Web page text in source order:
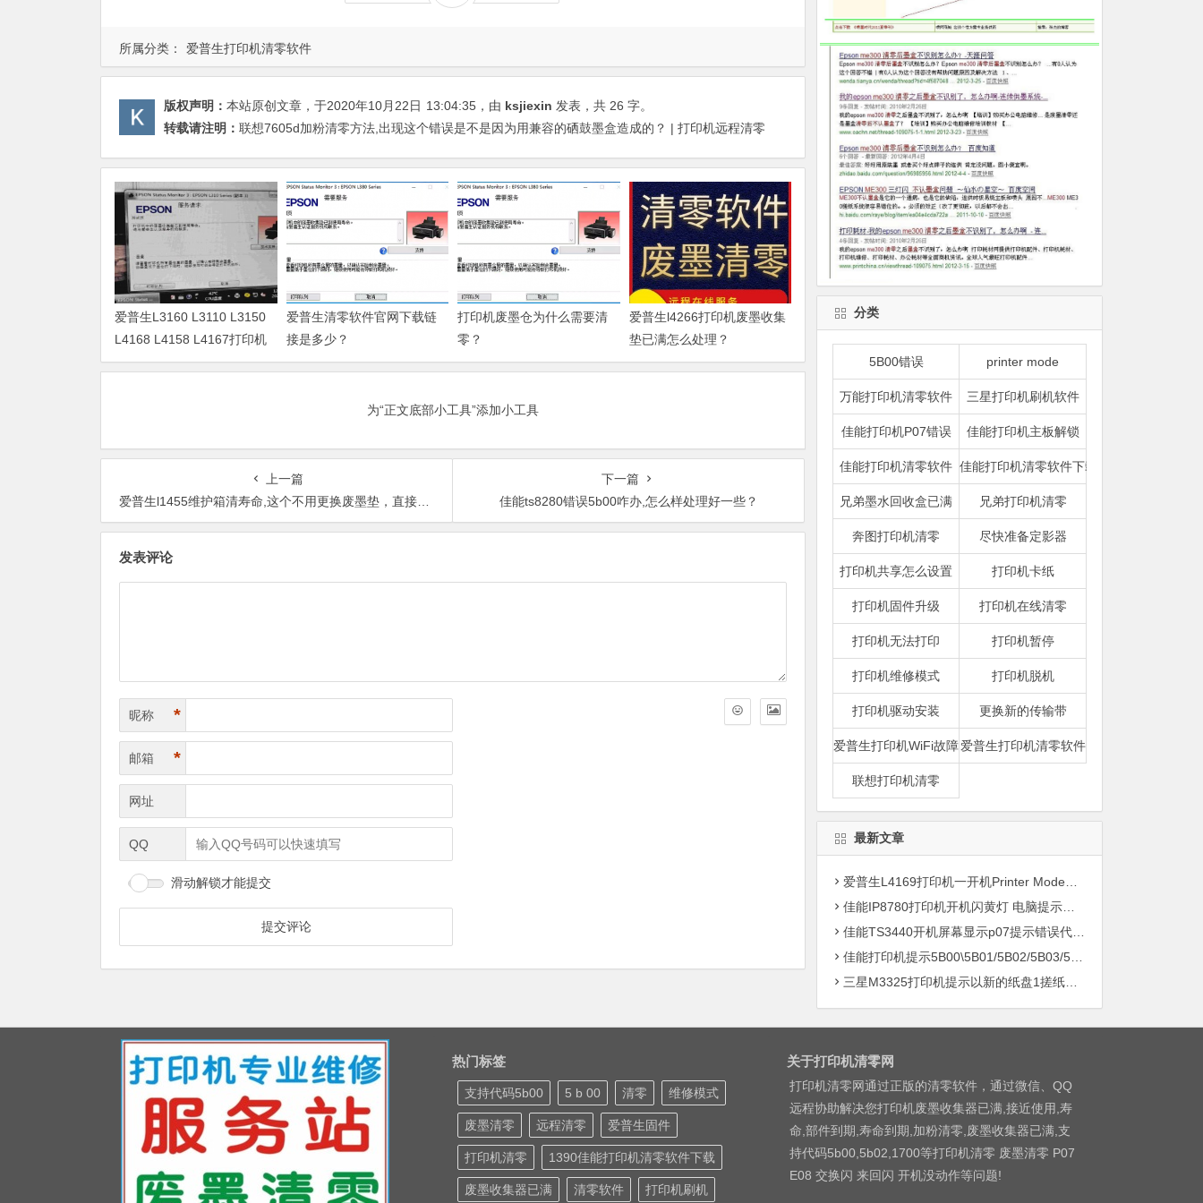
所属分类： 爱普生打印机清零软件
版权声明： 本站原创文章，于2020年10月22日 13:04:35 ，由 ksjiexin 发表，共 26 字。
转载请注明： 联想7605d加粉清零方法,出现这个错误是不是因为用兼容的硒鼓墨盒造成的？ | 打印机远程清零
爱普生L3160 L3110 L3150
L4168 L4158 L4167打印机
废墨清零软件
爱普生清零软件官网下载链
接是多少？
打印机废墨仓为什么需要清
零？
爱普生l4266打印机废墨收集
垫已满怎么处理？
为“正文底部小工具”添加小工具
上一篇
爱普生l1455维护箱清寿命,这个不用更换废墨垫，直接远程操作就好了。
下一篇
佳能ts8280错误5b00咋办,怎么样处理好一些？
发表评论
昵称 *
邮箱 *
网址
QQ
滑动解锁才能提交
分类
5B00错误 printer mode
万能打印机清零软件 三星打印机刷机软件
佳能打印机P07错误 佳能打印机主板解锁
佳能打印机清零软件 佳能打印机清零软件下载
兄弟墨水回收盒已满 兄弟打印机清零
奔图打印机清零 尽快准备定影器
打印机共享怎么设置 打印机卡纸
打印机固件升级 打印机在线清零
打印机无法打印 打印机暂停
打印机维修模式 打印机脱机
打印机驱动安装 更换新的传输带
爱普生打印机WiFi故障爱普生打印机清零软件
联想打印机清零
最新文章
爱普生L4169打印机一开机Printer Mode故障主板维修
佳能IP8780打印机开机闪黄灯 电脑提示错误5B00快速解决方案清零
佳能TS3440开机屏幕显示p07提示错误代码5B00快速解决方案 清零
佳能打印机提示5B00\5B01/5B02/5B03/5B04/5B11/5B12/5B13/5B14/1700/1702/1703/1704
三星M3325打印机提示以新的纸盘1搓纸轮进行更换
热门标签
支持代码5b00 5 b 00 清零 维修模式
废墨清零 远程清零 爱普生固件
打印机清零 1390佳能打印机清零软件下载
废墨收集器已满 清零软件 打印机刷机
关于打印机清零网
打印机清零网通过正版的清零软件，通过微信、QQ
远程协助解决您打印机废墨收集器已满,接近使用,寿
命,部件到期,寿命到期,加粉清零,废墨收集器已满,支
持代码5b00,5b02,1700等打印机清零 废墨清零 P07
E08 交换闪 来回闪 开机没动作等问题!